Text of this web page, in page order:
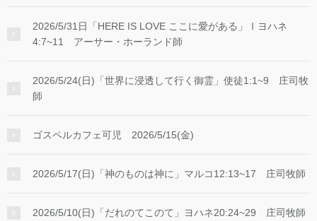
2026/5/31日「HERE IS LOVE ここに愛がある」Ⅰヨハネ
4:7~11 アーサー・ホーランド師
2026/5/24(日)「世界に浸透して行く御霊」使徒1:1~9 庄司牧
師
ゴスペルカフェ可児 2026/5/15(金)
2026/5/17(日)「神のものは神に」マルコ12:13~17 庄司牧師
2026/5/10(日)「だれのてこのて」ヨハネ20:24~29 庄司牧師